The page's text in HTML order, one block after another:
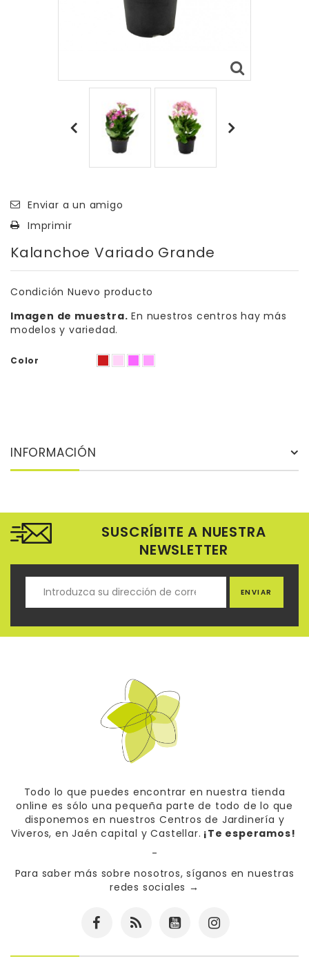
Enviar a un amigo
Imprimir
Kalanchoe Variado Grande
Condición Nuevo producto
Imagen de muestra. En nuestros centros hay más
modelos y variedad.
Color
INFORMACIÓN
SUSCRÍBITE A NUESTRA
NEWSLETTER
ENVIAR
Todo lo que puedes encontrar en nuestra tienda
online es sólo una pequeña parte de todo de lo que
disponemos en nuestros Centros de Jardinería y
Viveros, en Jaén capital y Castellar. ¡Te esperamos!
-
Para saber más sobre nosotros, síganos en nuestras
redes sociales →